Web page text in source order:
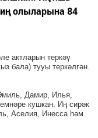
олыларына 84
актларын теркәү
бала) тууы теркәлгән.
Дамир, Илья,
кушкан. Иң сирәк
Аселия, Инесса һәм